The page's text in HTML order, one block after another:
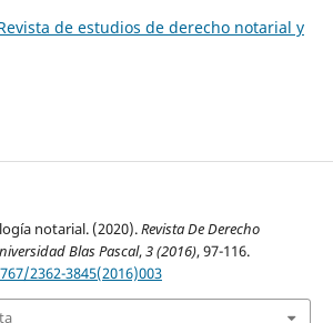
de estudios de derecho notarial y
notarial. (2020).Revista De Derecho
Blas Pascal,3 (2016), 97-116.
2362-3845(2016)003